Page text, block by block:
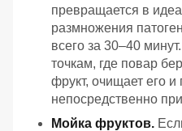
превращается в
размножения
всего за 30–40
точкам, где повар
фрукт, очищает его и
непосредственно
Мойка фруктов.